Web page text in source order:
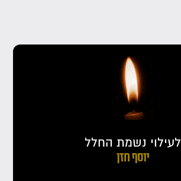
לעילוי נשמת החלל
יוסף חזן